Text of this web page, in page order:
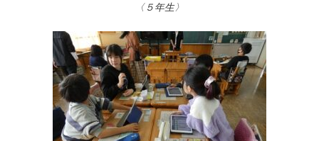
〈５年生〉